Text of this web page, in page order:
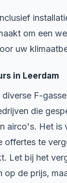
om een
uw
in Leerdam
F-
die
airco's. Het is
offertes te
Let bij het
op de prijs,